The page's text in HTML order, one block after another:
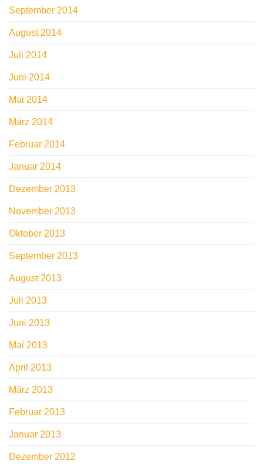
September 2014
August 2014
Juli 2014
Juni 2014
Mai 2014
März 2014
Februar 2014
Januar 2014
Dezember 2013
November 2013
Oktober 2013
September 2013
August 2013
Juli 2013
Juni 2013
Mai 2013
April 2013
März 2013
Februar 2013
Januar 2013
Dezember 2012